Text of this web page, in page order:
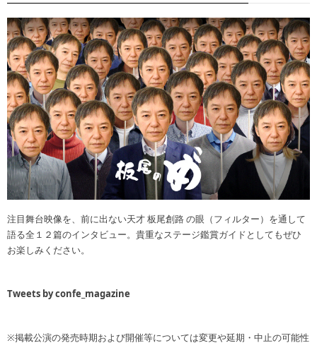
注目舞台映像を、前に出ない天才 板尾創路 の眼（フィルター）を通して
語る全１２篇のインタビュー。貴重なステージ鑑賞ガイドとしてもぜひ
お楽しみください。
Tweets by confe_magazine
※掲載公演の発売時期および開催等については変更や延期・中止の可能性